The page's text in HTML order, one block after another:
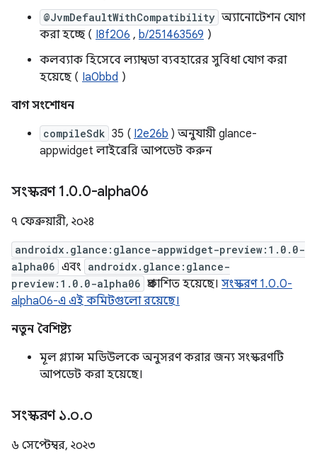
@JvmDefaultWithCompatibility অ্যানোটেশন যোগ
করা হচ্ছে ( I8f206 , b/251463569 )
কলব্যাক হিসেবে ল্যাম্বডা ব্যবহারের সুবিধা যোগ করা
হয়েছে ( Ia0bbd )
বাগ সংশোধন
compileSdk 35 ( I2e26b ) অনুযায়ী glance-
appwidget লাইব্রেরি আপডেট করুন
সংস্করণ 1.0.0-alpha06
৭ ফেব্রুয়ারী, ২০২৪
androidx.glance:glance-appwidget-preview:1.0.0-
alpha06 এবং androidx.glance:glance-
preview:1.0.0-alpha06 প্রকাশিত হয়েছে। সংস্করণ 1.0.0-
alpha06-এ এই কমিটগুলো রয়েছে।
নতুন বৈশিষ্ট্য
মূল গ্ল্যান্স মডিউলকে অনুসরণ করার জন্য সংস্করণটি
আপডেট করা হয়েছে।
সংস্করণ ১.০.০
৬ সেপ্টেম্বর, ২০২৩